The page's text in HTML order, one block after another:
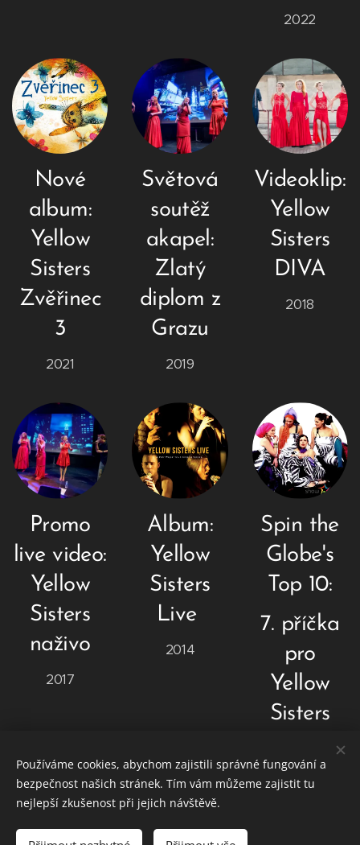
2022
Nové
album:
Yellow
Sisters
Zvěřinec
3
2021
Světová
soutěž
akapel:
Zlatý
diplom z
Grazu
2019
Videoklip:
Yellow
Sisters
DIVA
2018
Promo
live video:
Yellow
Sisters
naživo
2017
Album:
Yellow
Sisters
Live
2014
Spin the
Globe's
Top 10:
7. příčka
pro
Yellow
Sisters
© 2023 YELLOW SISTERS
Používáme cookies, abychom zajistili správné fungování a
bezpečnost našich stránek. Tím vám můžeme zajistit tu
nejlepší zkušenost při jejich návštěvě.